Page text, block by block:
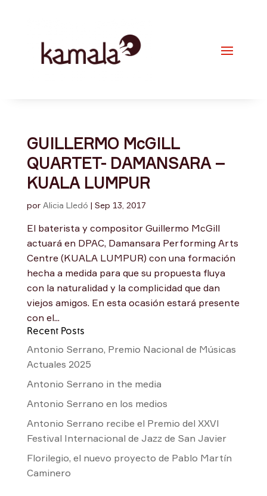
GUILLERMO McGILL
QUARTET- DAMANSARA –
KUALA LUMPUR
por Alicia Lledó | Sep 13, 2017
El baterista y compositor Guillermo McGill
actuará en DPAC, Damansara Performing Arts
Centre (KUALA LUMPUR) con una formación
hecha a medida para que su propuesta fluya
con la naturalidad y la complicidad que dan
viejos amigos. En esta ocasión estará presente
con el...
Recent Posts
Antonio Serrano, Premio Nacional de Músicas
Actuales 2025
Antonio Serrano in the media
Antonio Serrano en los medios
Antonio Serrano recibe el Premio del XXVI
Festival Internacional de Jazz de San Javier
Florilegio, el nuevo proyecto de Pablo Martín
Caminero